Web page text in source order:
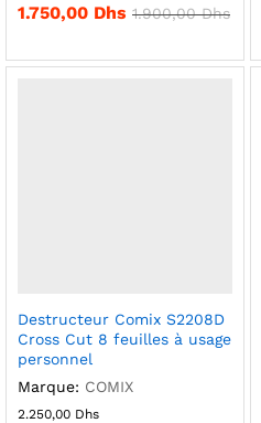
1.750,00 Dhs 1.900,00Dhs
Destructeur Comix S2208D
Cross Cut 8 feuilles à usage
personnel
Marque: COMIX
2.250,00 Dhs